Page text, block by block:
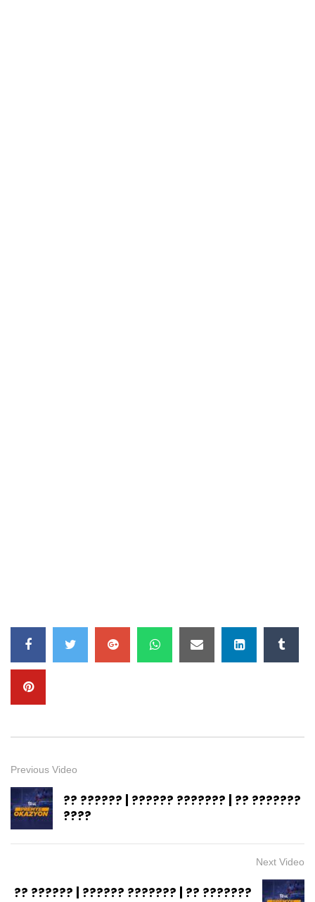
Previous Video
?? ?????? | ?????? ??????? | ?? ???????
????
Next Video
?? ?????? | ?????? ??????? | ?? ???????